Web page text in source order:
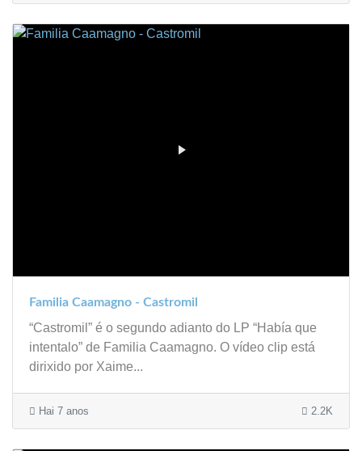
Familia Caamagno - Castromil
“Castromil” é o segundo adianto do LP “Había que
intentalo” de Familia Caamagno. O vídeo clip está
dirixido por Xaime...
Hai 7 anos 2.2K